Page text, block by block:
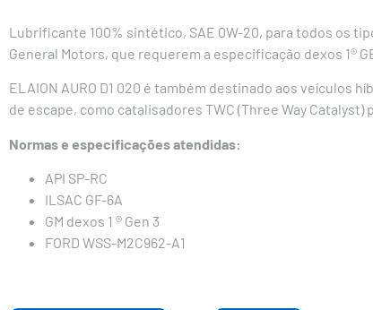
Lubrificante 100% sintético, SAE 0W-20, para todos os
General Motors, que requerem a especificação dexos 1®
ELAION AURO D1 020 é também destinado aos veículos
de escape, como catalisadores TWC (Three Way Catalyst)
Normas e especificações atendidas:
API SP-RC
ILSAC GF-6A
GM dexos 1 ® Gen 3
FORD WSS-M2C962-A1